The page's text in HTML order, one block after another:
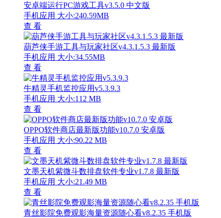
安卓端运行PC游戏工具v3.5.0 中文版
手机应用 大小:240.59MB
查 看
葫芦侠手游工具与玩家社区v4.3.1.5.3 最新版
手机应用 大小:34.55MB
查 看
牛精灵手机监控应用v5.3.9.3
手机应用 大小:112 MB
查 看
OPPO软件商店最新版功能v10.7.0 安卓版
手机应用 大小:90.22 MB
查 看
文墨天机紫微斗数排盘软件专业v1.7.8 最新版
手机应用 大小:21.49 MB
查 看
青丝影院免费观影海量资源随心看v8.2.35 手机版